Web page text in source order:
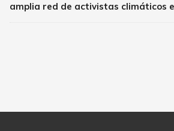
amplia red de activistas climáticos